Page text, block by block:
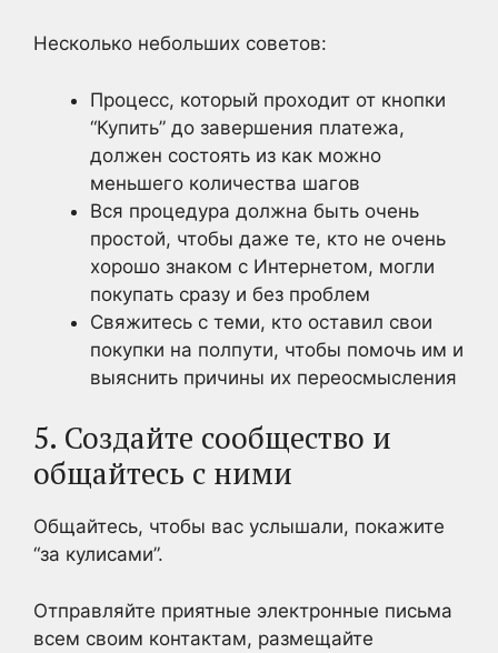
Несколько небольших советов:
Процесс, который проходит от кнопки
“Купить” до завершения платежа,
должен состоять из как можно
меньшего количества шагов
Вся процедура должна быть очень
простой, чтобы даже те, кто не очень
хорошо знаком с Интернетом, могли
покупать сразу и без проблем
Свяжитесь с теми, кто оставил свои
покупки на полпути, чтобы помочь им и
выяснить причины их переосмысления
5. Создайте сообщество и
общайтесь с ними
Общайтесь, чтобы вас услышали, покажите
“за кулисами”.
Отправляйте приятные электронные письма
всем своим контактам, размещайте